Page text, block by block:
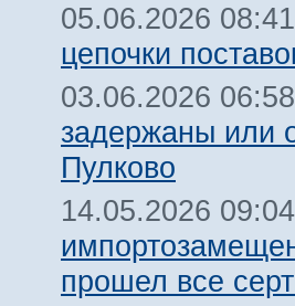
05.06.2026 08:41
цепочки
03.06.2026 06:58
задержаны или
Пулково
14.05.2026 09:04
прошел все